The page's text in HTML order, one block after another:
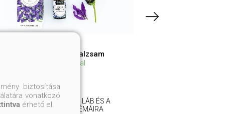
HerbaDei Körömbalzsam
levendulaolajjal
3 500 Ft
AZONNALI GYÓGYÍR A LÁB ÉS A
KÉZ KÖRÖMPROBLÉMÁIRA
biztosítása
vonatkozó
érhető el.